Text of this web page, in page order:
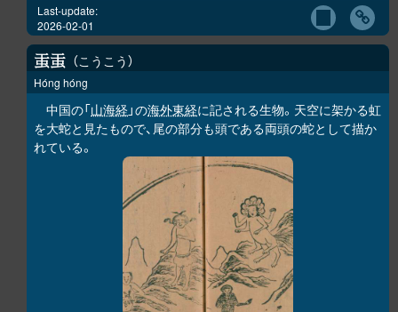
Last-update:
2026-02-01
𧈫𧈫 こうこう
Hóng hóng
中国の「山海経 」の海外東経に記される生物。天空に架かる虹
を大蛇と見たもので、尾の部分も頭である両頭の蛇として描か
れている。